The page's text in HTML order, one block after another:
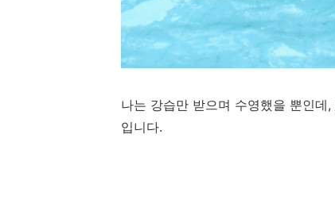
나는 강습만 받으며 수영했을 뿐인데,
입니다.